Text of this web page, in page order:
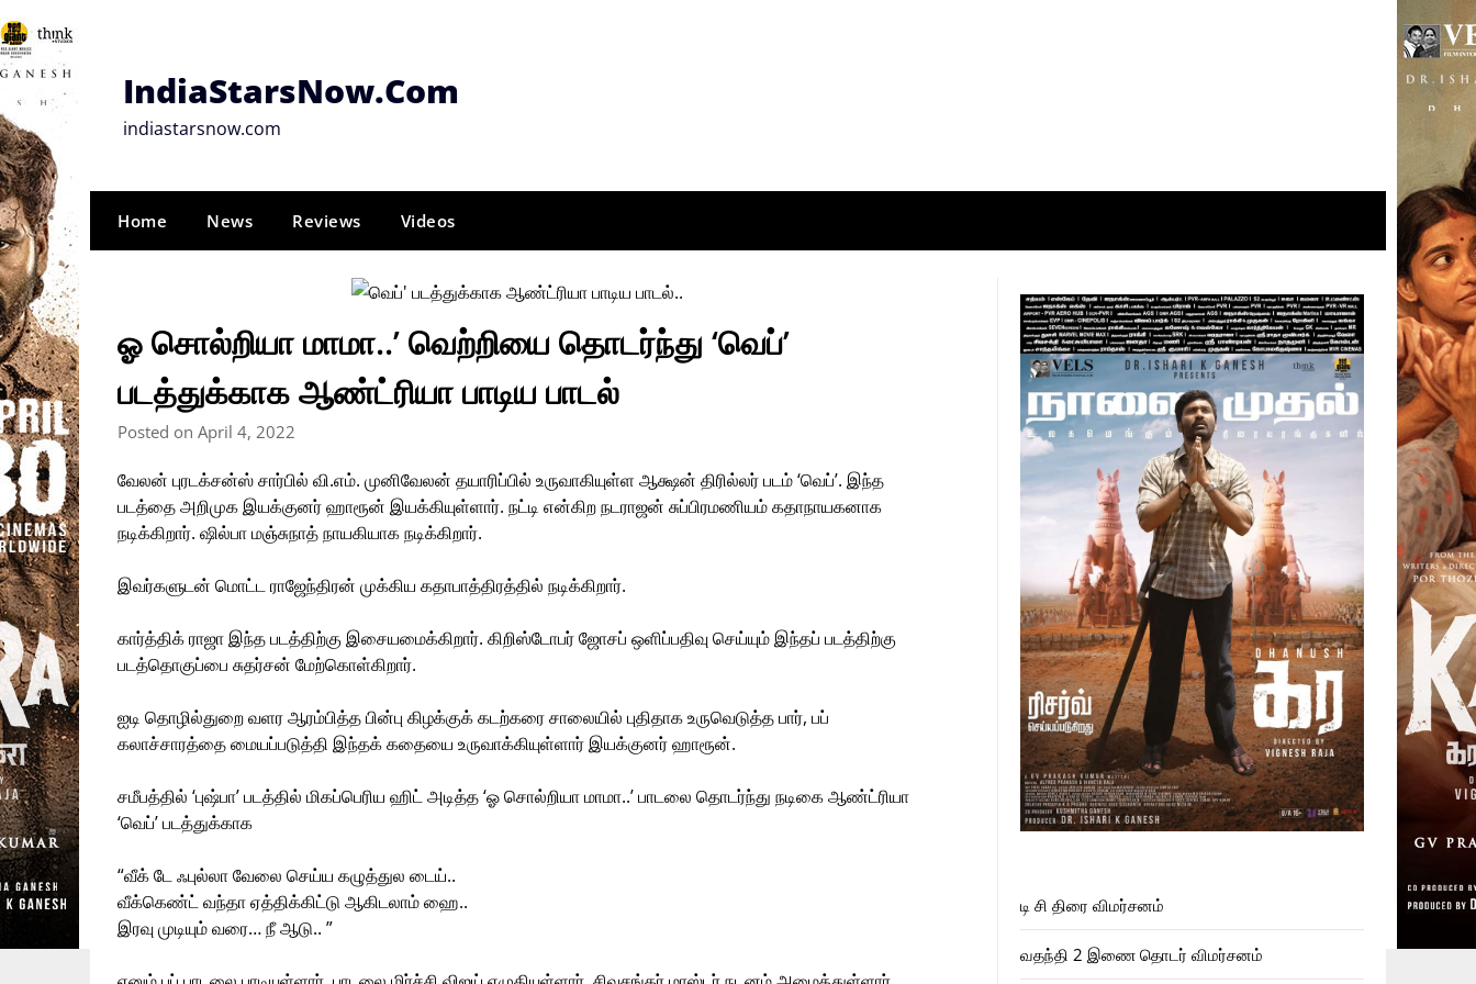
Skip
to
content
IndiaStarsNow.Com
indiastarsnow.com
Home News Reviews Videos
ஓ சொல்றியா மாமா..’ வெற்றியை தொடர்ந்து ‘வெப்’
படத்துக்காக ஆண்ட்ரியா பாடிய பாடல்
Posted on April 4, 2022
வேலன் புரடக்சன்ஸ் சார்பில் வி.எம். முனிவேலன் தயாரிப்பில் உருவாகியுள்ள ஆக்ஷன் திரில்லர் படம் ‘வெப்’. இந்த
படத்தை அறிமுக இயக்குனர் ஹாரூன் இயக்கியுள்ளார். நட்டி என்கிற நடராஜன் சுப்பிரமணியம் கதாநாயகனாக
நடிக்கிறார். ஷில்பா மஞ்சுநாத் நாயகியாக நடிக்கிறார்.
இவர்களுடன் மொட்ட ராஜேந்திரன் முக்கிய கதாபாத்திரத்தில் நடிக்கிறார்.
கார்த்திக் ராஜா இந்த படத்திற்கு இசையமைக்கிறார். கிறிஸ்டோபர் ஜோசப் ஒளிப்பதிவு செய்யும் இந்தப் படத்திற்கு
படத்தொகுப்பை சுதர்சன் மேற்கொள்கிறார்.
ஐடி தொழில்துறை வளர ஆரம்பித்த பின்பு கிழக்குக் கடற்கரை சாலையில் புதிதாக உருவெடுத்த பார், பப்
கலாச்சாரத்தை மையப்படுத்தி இந்தக் கதையை உருவாக்கியுள்ளார் இயக்குனர் ஹாரூன்.
சமீபத்தில் ‘புஷ்பா’ படத்தில் மிகப்பெரிய ஹிட் அடித்த ‘ஓ சொல்றியா மாமா..’ பாடலை தொடர்ந்து நடிகை ஆண்ட்ரியா
‘வெப்’ படத்துக்காக
“வீக் டே ஃபுல்லா வேலை செய்ய கழுத்துல டைய்..
வீக்கெண்ட் வந்தா ஏத்திக்கிட்டு ஆகிடலாம் ஹை..
இரவு முடியும் வரை… நீ ஆடு.. ”
டி சி திரை விமர்சனம்
வதந்தி 2 இணை தொடர் விமர்சனம்